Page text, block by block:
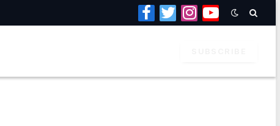
Facebook
TwitterInstagramYouTube